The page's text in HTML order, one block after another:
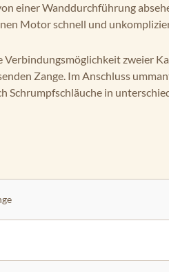
einer Wanddurchführung
Motor schnell und
Verbindungsmöglichkeit zweier
Zange. Im Anschluss
in